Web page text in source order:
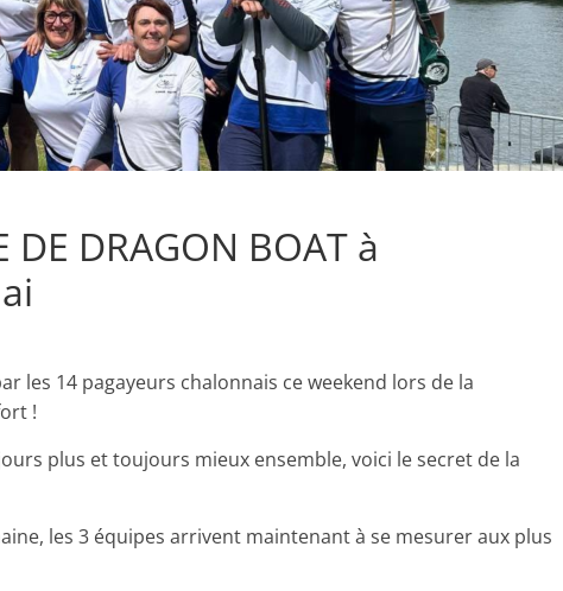
DE DRAGON BOAT à
les 14 pagayeurs chalonnais ce weekend lors de la
!
plus et toujours mieux ensemble, voici le secret de la
les 3 équipes arrivent maintenant à se mesurer aux plus